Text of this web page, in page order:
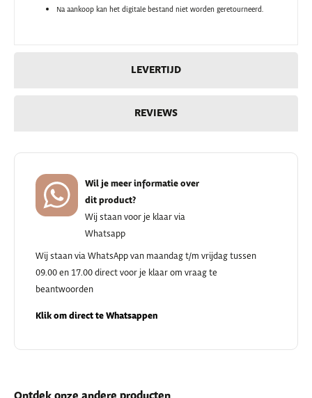
LEVERTIJD
REVIEWS
Na aankoop kan het digitale bestand niet worden geretourneerd.
Wil je meer informatie over
dit product?
Wij staan voor je klaar via
Whatsapp
Wij staan via WhatsApp van maandag t/m vrijdag tussen
09.00 en 17.00 direct voor je klaar om vraag te
beantwoorden
Klik om direct te Whatsappen